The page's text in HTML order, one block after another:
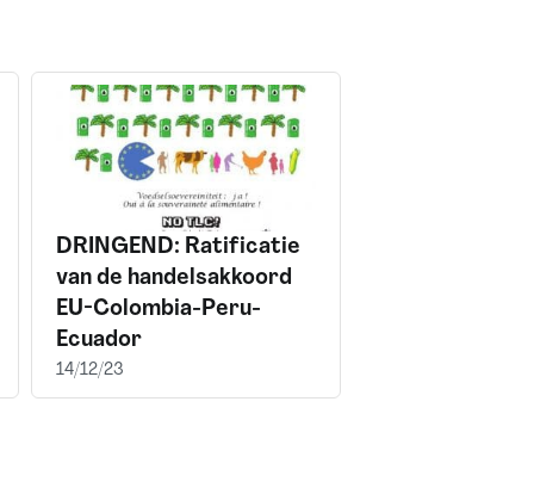
DRINGEND: Ratificatie
van de handelsakkoord
EU-Colombia-Peru-
Ecuador
14/12/23